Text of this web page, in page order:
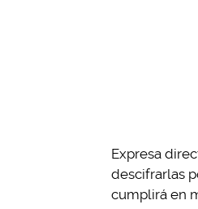
Expresa
descifrarlas
cumplirá en